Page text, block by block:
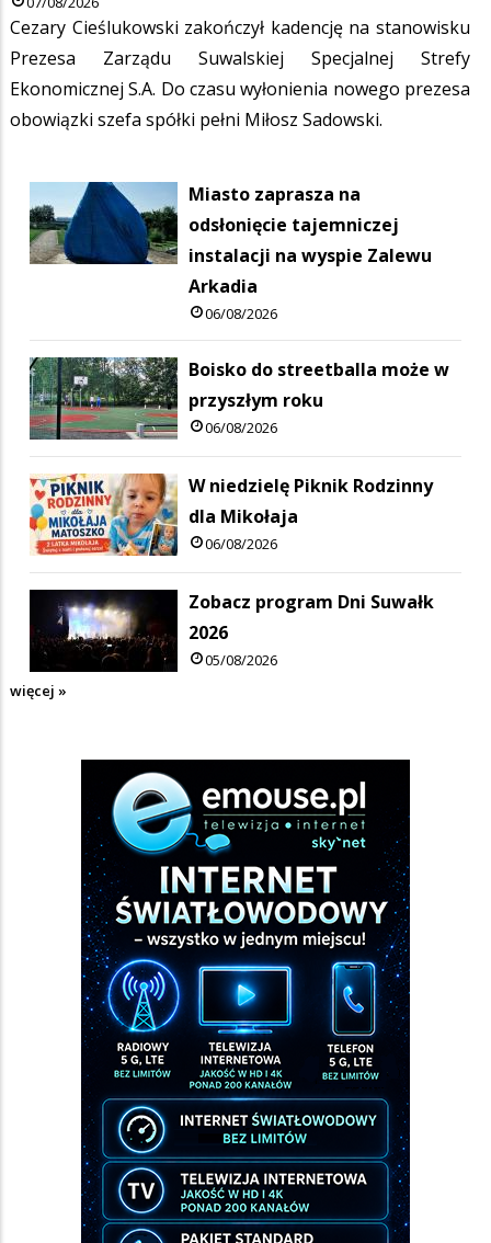
Cezary Cieślukowski zakończył kadencję na stanowisku
Prezesa Zarządu Suwalskiej Specjalnej Strefy
Ekonomicznej S.A. Do czasu wyłonienia nowego prezesa
obowiązki szefa spółki pełni Miłosz Sadowski.
Miasto zaprasza na
odsłonięcie tajemniczej
instalacji na wyspie Zalewu
Arkadia
06/08/2026
Boisko do streetballa może w
przyszłym roku
06/08/2026
W niedzielę Piknik Rodzinny
dla Mikołaja
06/08/2026
Zobacz program Dni Suwałk
2026
05/08/2026
więcej »